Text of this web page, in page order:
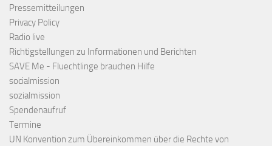
Pressemitteilungen
Privacy Policy
Radio live
Richtigstellungen zu Informationen und Berichten
SAVE Me - Fluechtlinge brauchen Hilfe
socialmission
sozialmission
Spendenaufruf
Termine
UN Konvention zum Übereinkommen über die Rechte von